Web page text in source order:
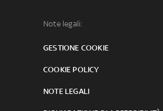
Note legali:
GESTIONE COOKIE
COOKIE POLICY
NOTE LEGALI